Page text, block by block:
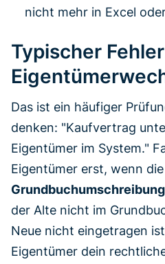
nicht mehr in Excel
Typischer
Das ist ein häufiger
denken: "Kaufvertrag
Eigentümer im System."
Eigentümer erst, wenn die
Grundbuchumschreibung
der Alte nicht im
Neue nicht eingetragen
Eigentümer dein